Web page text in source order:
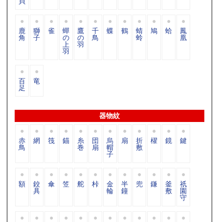
鹿
角
獅
子
雀 蟬
の
上
羽
鷹
の
羽
千
鳥
蝶 鶴 蜻
蛉
鳩 蛤 鳳
凰
百
足
竜
器物紋
赤
鳥
網 筏 錨 糸
巻
団
扇
烏
帽
子
扇 折
敷
櫂 鏡 鍵
額 鉸
具
傘 笠 舵 桛 金
輪
半
鐘
兜 鎌 釜
敷
祇
園
守